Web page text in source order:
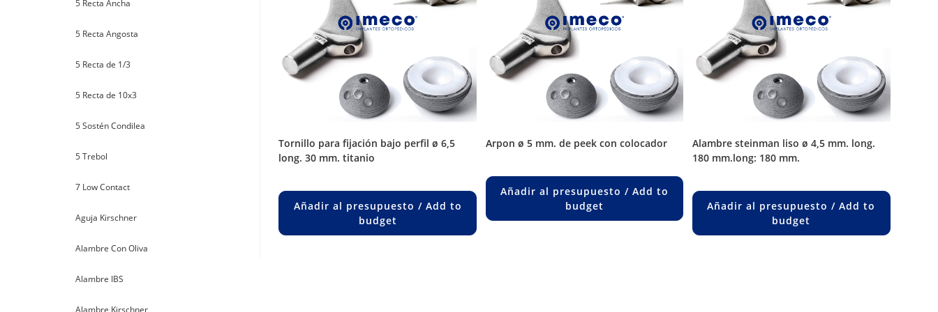
tornillo para fijación bajo perfil ø 6,5
long. 30 mm. titanio
Añadir al presupuesto / Add to
budget
arpon ø 5 mm. de peek con colocador
Añadir al presupuesto / Add to
budget
alambre steinman liso ø 4,5 mm. long.
180 mm.long: 180 mm.
Añadir al presupuesto / Add to
budget
5 Recta Ancha
5 Recta Angosta
5 Recta de 1/3
5 Recta de 10x3
5 Sostén Condilea
5 Trebol
7 Low Contact
Aguja Kirschner
Alambre Con Oliva
Alambre IBS
Alambre Kirschner